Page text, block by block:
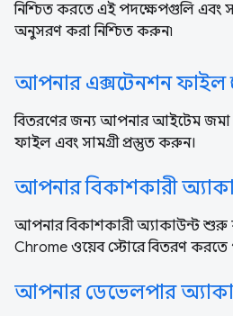
নিশ্চিত করতে এই পদক্ষেপগুলি এবং
অনুসরণ করা নিশ্চিত করুন৷
আপনার এক্সটেনশন ফাইল
বিতরণের জন্য আপনার আইটেম
ফাইল এবং সামগ্রী প্রস্তুত করুন।
আপনার বিকাশকারী
আপনার বিকাশকারী অ্যাকাউন্ট
Chrome ওয়েব স্টোরে বিতরণ করতে
আপনার ডেভেলপার